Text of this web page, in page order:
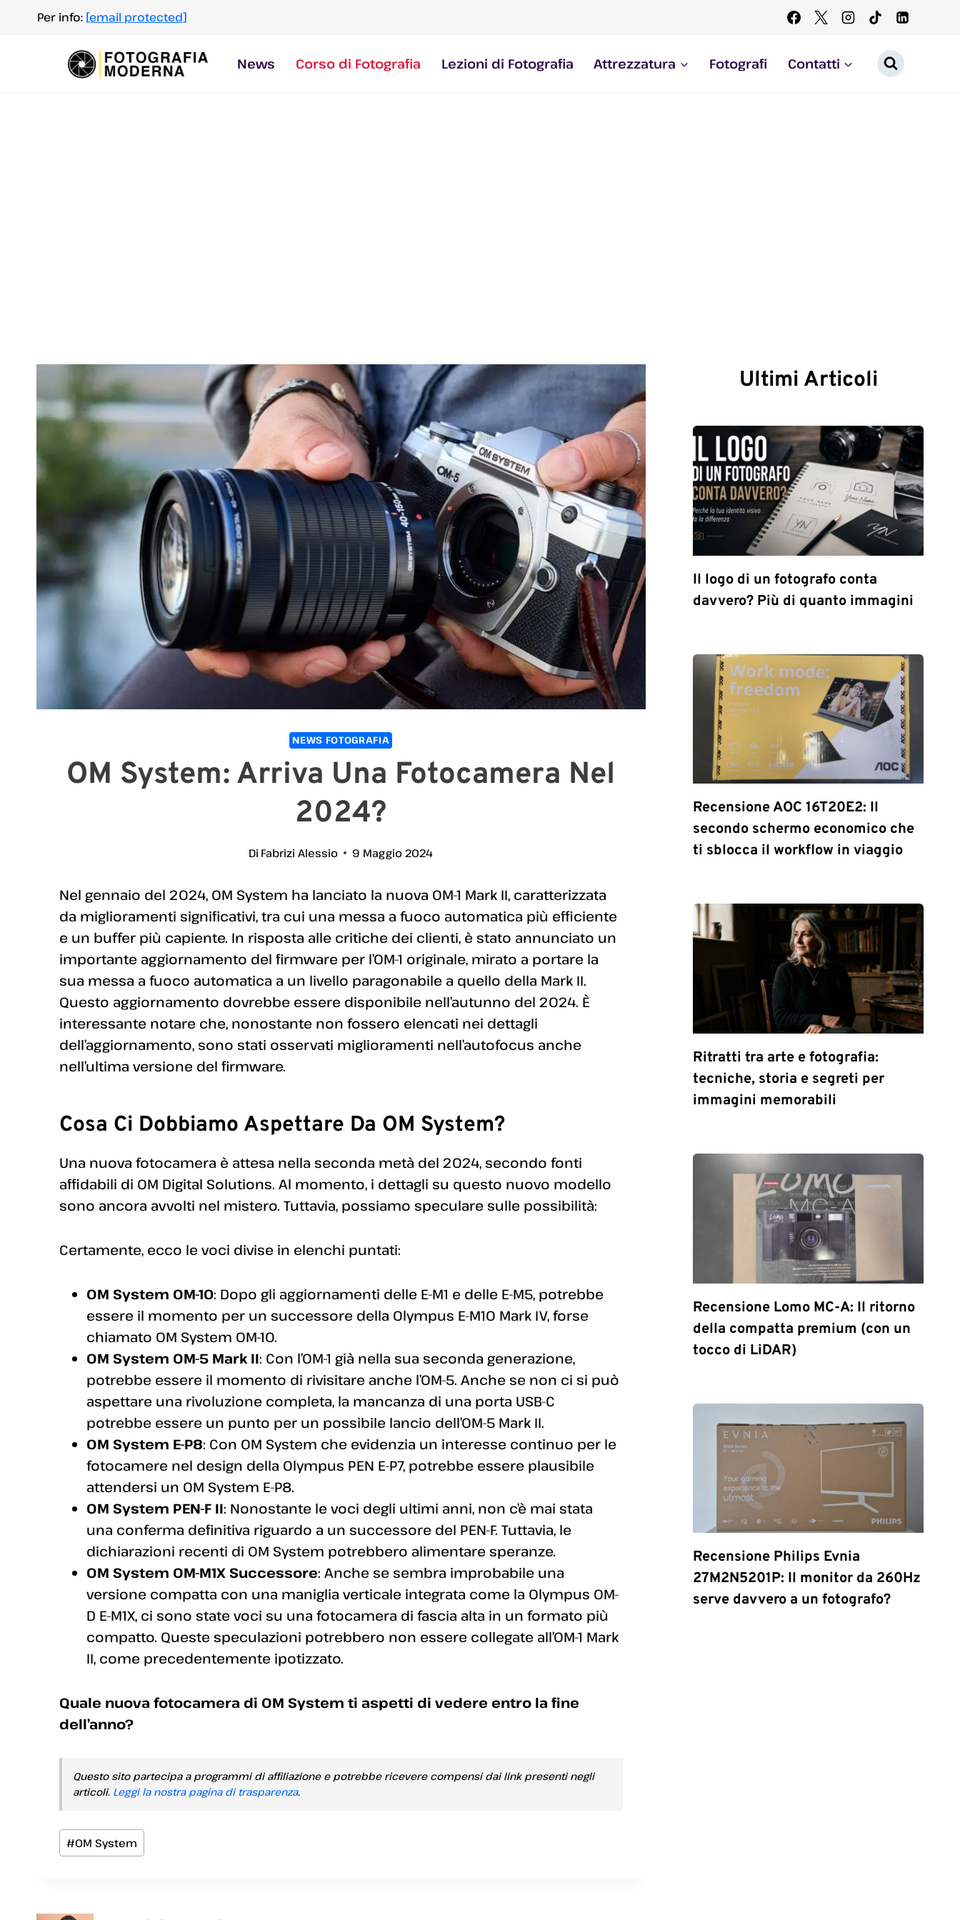
contenuto
Per info: [email protected]
News Corso di Fotografia Lezioni di Fotografia Attrezzatura Fotografi Contatti
NEWS FOTOGRAFIA
OM System: Arriva Una Fotocamera Nel
2024?
Di Fabrizi Alessio 9 Maggio 2024
Nel gennaio del 2024, OM System ha lanciato la nuova OM-1 Mark II, caratterizzata
da miglioramenti significativi, tra cui una messa a fuoco automatica più efficiente
e un buffer più capiente. In risposta alle critiche dei clienti, è stato annunciato un
importante aggiornamento del firmware per l’OM-1 originale, mirato a portare la
sua messa a fuoco automatica a un livello paragonabile a quello della Mark II.
Questo aggiornamento dovrebbe essere disponibile nell’autunno del 2024. È
interessante notare che, nonostante non fossero elencati nei dettagli
dell’aggiornamento, sono stati osservati miglioramenti nell’autofocus anche
nell’ultima versione del firmware.
Cosa Ci Dobbiamo Aspettare Da OM System?
Una nuova fotocamera è attesa nella seconda metà del 2024, secondo fonti
affidabili di OM Digital Solutions. Al momento, i dettagli su questo nuovo modello
sono ancora avvolti nel mistero. Tuttavia, possiamo speculare sulle possibilità:
Certamente, ecco le voci divise in elenchi puntati:
OM System OM-10: Dopo gli aggiornamenti delle E-M1 e delle E-M5, potrebbe
essere il momento per un successore della Olympus E-M10 Mark IV, forse
chiamato OM System OM-10.
OM System OM-5 Mark II: Con l’OM-1 già nella sua seconda generazione,
potrebbe essere il momento di rivisitare anche l’OM-5. Anche se non ci si può
aspettare una rivoluzione completa, la mancanza di una porta USB-C
potrebbe essere un punto per un possibile lancio dell’OM-5 Mark II.
OM System E-P8: Con OM System che evidenzia un interesse continuo per le
fotocamere nel design della Olympus PEN E-P7, potrebbe essere plausibile
attendersi un OM System E-P8.
OM System PEN-F II: Nonostante le voci degli ultimi anni, non c’è mai stata
una conferma definitiva riguardo a un successore del PEN-F. Tuttavia, le
dichiarazioni recenti di OM System potrebbero alimentare speranze.
OM System OM-M1X Successore: Anche se sembra improbabile una
versione compatta con una maniglia verticale integrata come la Olympus OM-
D E-M1X, ci sono state voci su una fotocamera di fascia alta in un formato più
compatto. Queste speculazioni potrebbero non essere collegate all’OM-1 Mark
II, come precedentemente ipotizzato.
Quale nuova fotocamera di OM System ti aspetti di vedere entro la fine
dell’anno?
Questo sito partecipa a programmi di affiliazione e potrebbe ricevere compensi dai link presenti negli
articoli. Leggi la nostra pagina di trasparenza.
Tag
articolo:
#OM System
Ultimi Articoli
Il logo di un fotografo conta
davvero? Più di quanto immagini
Recensione AOC 16T20E2: Il
secondo schermo economico che
ti sblocca il workflow in viaggio
Ritratti tra arte e fotografia:
tecniche, storia e segreti per
immagini memorabili
Recensione Lomo MC-A: Il ritorno
della compatta premium (con un
tocco di LiDAR)
Recensione Philips Evnia
27M2N5201P: Il monitor da 260Hz
serve davvero a un fotografo?